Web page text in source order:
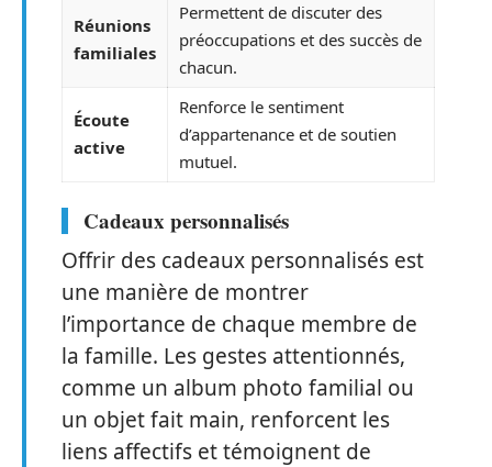
Réunions
familiales
Permettent de discuter des
préoccupations et des succès de
chacun.
Écoute
active
Renforce le sentiment
d’appartenance et de soutien
mutuel.
Cadeaux personnalisés
Offrir des cadeaux personnalisés est
une manière de montrer
l’importance de chaque membre de
la famille. Les gestes attentionnés,
comme un album photo familial ou
un objet fait main, renforcent les
liens affectifs et témoignent de